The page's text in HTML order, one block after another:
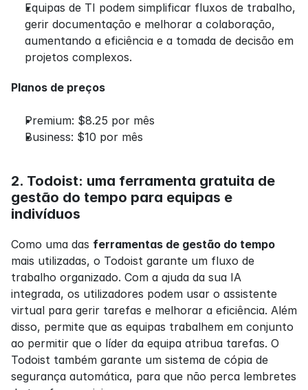
Equipas de TI podem simplificar fluxos de trabalho,
gerir documentação e melhorar a colaboração,
aumentando a eficiência e a tomada de decisão em
projetos complexos.
Planos de preços
Premium: $8.25 por mês
Business: $10 por mês
2. Todoist: uma ferramenta gratuita de
gestão do tempo para equipas e
indivíduos
Como uma das
mais utilizadas, o Todoist garante um fluxo de
trabalho organizado. Com a ajuda da sua IA
integrada, os utilizadores podem usar o assistente
virtual para gerir tarefas e melhorar a eficiência. Além
disso, permite que as equipas trabalhem em conjunto
ao permitir que o líder da equipa atribua tarefas. O
Todoist também garante um sistema de cópia de
segurança automática, para que não perca lembretes